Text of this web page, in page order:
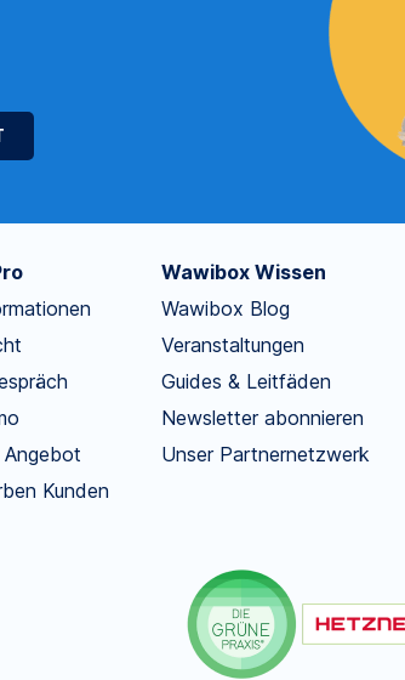
Angebot
Kunden
Wawibox Wissen
Wawibox Blog
Veranstaltungen
Guides & Leitfäden
Newsletter abonnieren
Unser Partnernetzwerk